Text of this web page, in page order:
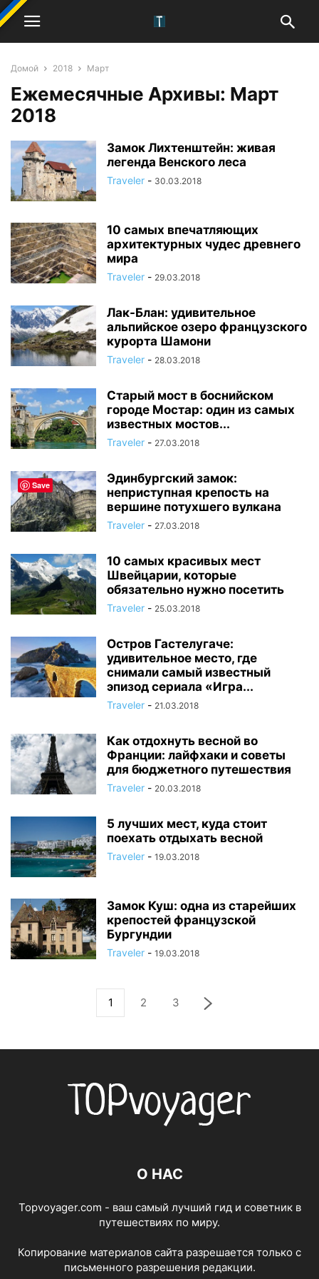
Домой 2018 Март
Ежемесячные Архивы: Март
2018
Замок Лихтенштейн: живая
легенда Венского леса
Traveler - 30.03.2018
10 самых впечатляющих
архитектурных чудес древнего
мира
Traveler - 29.03.2018
Лак-Блан: удивительное
альпийское озеро французского
курорта Шамони
Traveler - 28.03.2018
Старый мост в боснийском
городе Мостар: один из самых
известных мостов...
Traveler - 27.03.2018
Эдинбургский замок:
неприступная крепость на
вершине потухшего вулкана
Traveler - 27.03.2018
10 самых красивых мест
Швейцарии, которые
обязательно нужно посетить
Traveler - 25.03.2018
Остров Гастелугаче:
удивительное место, где
снимали самый известный
эпизод сериала «Игра...
Traveler - 21.03.2018
Как отдохнуть весной во
Франции: лайфхаки и советы
для бюджетного путешествия
Traveler - 20.03.2018
5 лучших мест, куда стоит
поехать отдыхать весной
Traveler - 19.03.2018
Замок Куш: одна из старейших
крепостей французской
Бургундии
Traveler - 19.03.2018
1 2 3
О НАС
Topvoyager.com - ваш самый лучший гид и советник в
путешествиях по миру.
Копирование материалов сайта разрешается только с
письменного разрешения редакции.
Save